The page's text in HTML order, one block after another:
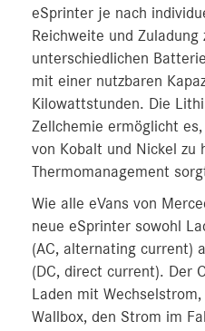
eSprinter je nach
Reichweite und Zuladung
unterschiedlichen
mit einer nutzbaren
Kilowattstunden. Die
Zellchemie ermöglicht
von Kobalt und Nickel zu
Thermomanagement
Wie alle eVans von
neue eSprinter sowohl
(AC, alternating current)
(DC, direct current). Der
Laden mit
Wallbox, den Strom im